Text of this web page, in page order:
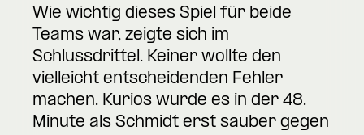
Wie wichtig dieses Spiel für beide
Teams war, zeigte sich im
Schlussdrittel. Keiner wollte den
vielleicht entscheidenden Fehler
machen. Kurios wurde es in der 48.
Minute als Schmidt erst sauber gegen